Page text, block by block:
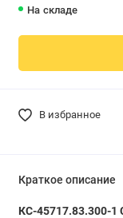
На складе
В избранное
Краткое описание
КС-45717.83.300-1